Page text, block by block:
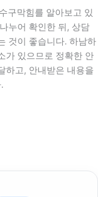
구막힘를 알아보고 있
누어 확인한 뒤, 상담
것이 좋습니다. 하남하
가 있으므로 정확한 안
하고, 안내받은 내용을